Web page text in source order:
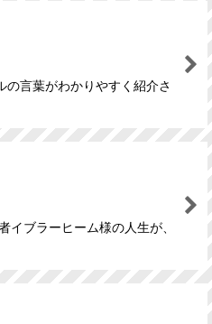
言葉がわかりやすく紹介さ
ブラーヒーム様の人生が、